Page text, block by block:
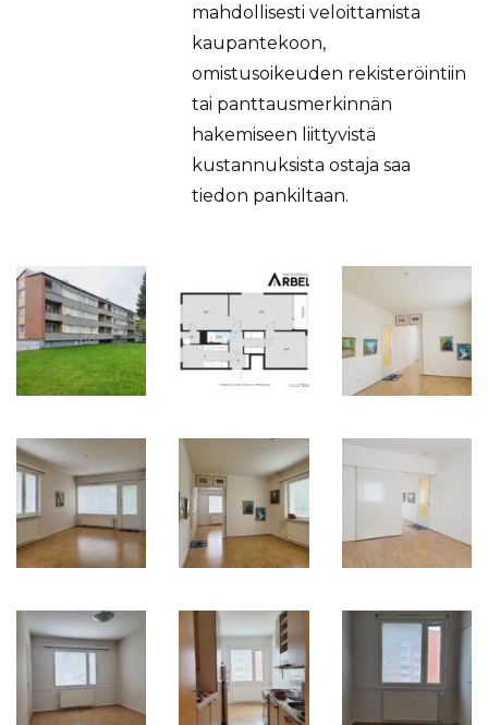
mahdollisesti veloittamista
kaupantekoon,
omistusoikeuden rekisteröintiin
tai panttausmerkinnän
hakemiseen liittyvistä
kustannuksista ostaja saa
tiedon pankiltaan.